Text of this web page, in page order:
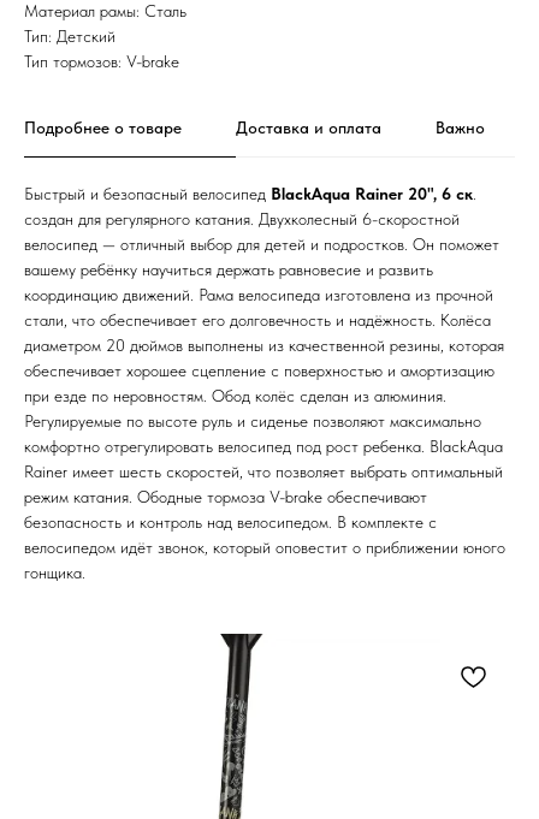
Материал рамы: Сталь
Тип: Детский
Тип тормозов: V-brake
Подробнее о товаре Доставка и оплата Важно
Быстрый и безопасный велосипед BlackAqua Rainer 20", 6 ск
создан для регулярного катания. Двухколесный 6-скоростной
велосипед — отличный выбор для детей и подростков. Он поможет
вашему ребёнку научиться держать равновесие и развить
координацию движений. Рама велосипеда изготовлена из прочной
стали, что обеспечивает его долговечность и надёжность. Колёса
диаметром 20 дюймов выполнены из качественной резины, которая
обеспечивает хорошее сцепление с поверхностью и амортизацию
при езде по неровностям. Обод колёс сделан из алюминия.
Регулируемые по высоте руль и сиденье позволяют максимально
комфортно отрегулировать велосипед под рост ребенка. BlackAqua
Rainer имеет шесть скоростей, что позволяет выбрать оптимальный
режим катания. Ободные тормоза V-brake обеспечивают
безопасность и контроль над велосипедом. В комплекте с
велосипедом идёт звонок, который оповестит о приближении юного
гонщика.